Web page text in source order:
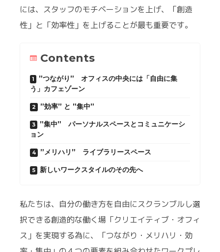
には、スタッフのモチベーションを上げ、「創造
性」と「効率性」を上げることが最も重要です。
Contents
”つながり” オフィスの中央には「自由に集
う」カフェゾーン
”効率” と ”集中”
”集中” パーソナルスペースとコミュニケーシ
ョン
”メリハリ” ライブラリースペース
新しいワークスタイルのその先へ
私たちは、自分の働き方を自由にスクランブルし選
択できる創造的な働く場「クリエイティブ・オフィ
ス」を実現する為に、「つながり・メリハリ・効